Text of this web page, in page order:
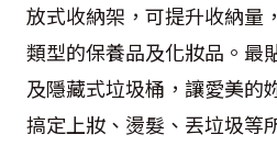
放式收納架，可提升收納量
類型的保養品及化妝品。最
及隱藏式垃圾桶，讓愛美的
搞定上妝、燙髮、丟垃圾等